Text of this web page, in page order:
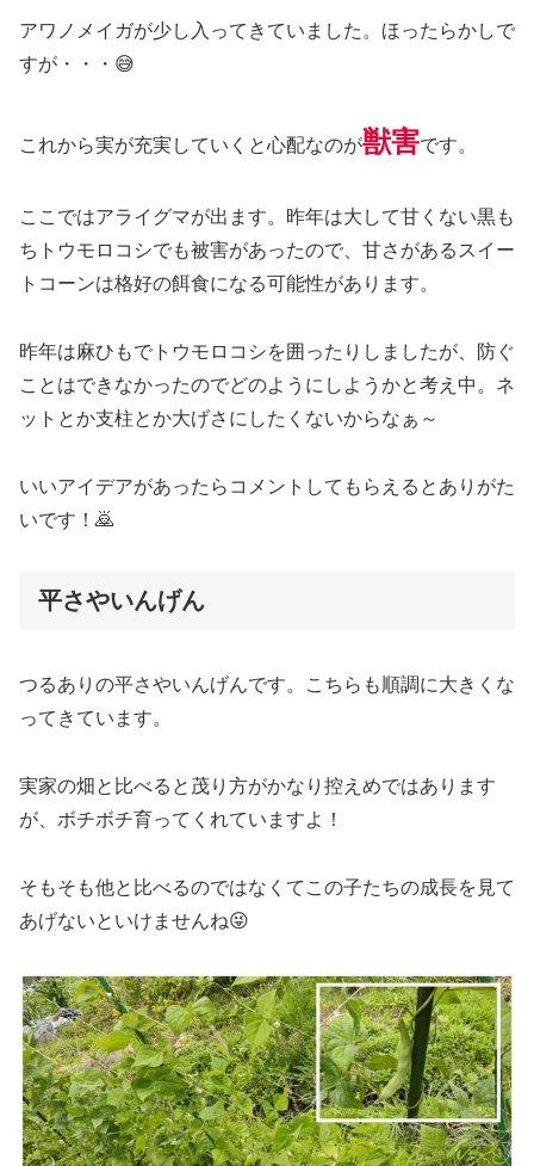
アワノメイガが少し入ってきていました。ほったらかしで
すが・・・😅
これから実が充実していくと心配なのが獣害です。
ここではアライグマが出ます。昨年は大して甘くない黒も
ちトウモロコシでも被害があったので、甘さがあるスイー
トコーンは格好の餌食になる可能性があります。
昨年は麻ひもでトウモロコシを囲ったりしましたが、防ぐ
ことはできなかったのでどのようにしようかと考え中。ネ
ットとか支柱とか大げさにしたくないからなぁ～
いいアイデアがあったらコメントしてもらえるとありがた
いです！🙇
平さやいんげん
つるありの平さやいんげんです。こちらも順調に大きくな
ってきています。
実家の畑と比べると茂り方がかなり控えめではあります
が、ボチボチ育ってくれていますよ！
そもそも他と比べるのではなくてこの子たちの成長を見て
あげないといけませんね😜